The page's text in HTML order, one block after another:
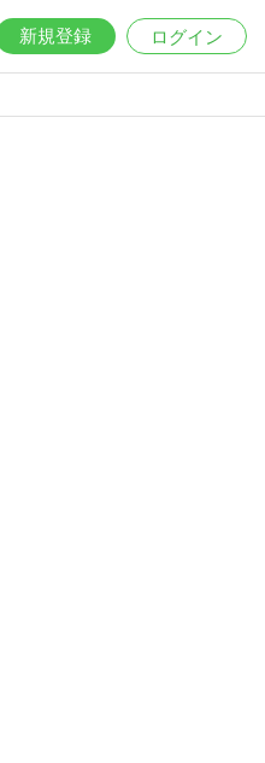
新規登録 ログイン